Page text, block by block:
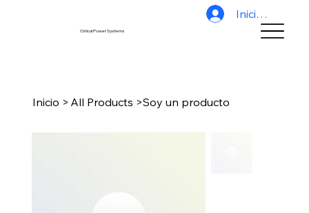
Critical Power Systems
Iniciar sesión
Inicio > All Products >Soy un producto